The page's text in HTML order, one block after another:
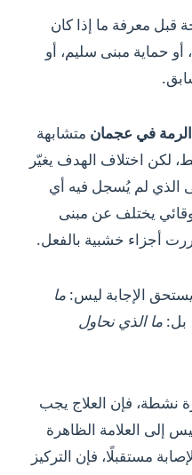
قبل معرفة ما إذا كان
حماية مبنى سليم، أو
في عجمان متشابهة
لكن اختلاف الهدف يغيّر
الذي لم يُسجل فيه أي
يختلف عن مبنى
أجزاء خشبية بالفعل.
الإجابة ليس: ما
بل: ما الذي نحاول
نشطة، فإن العلاج يجب
إلى العلامة الظاهرة
مستقبلًا، فإن التركيز